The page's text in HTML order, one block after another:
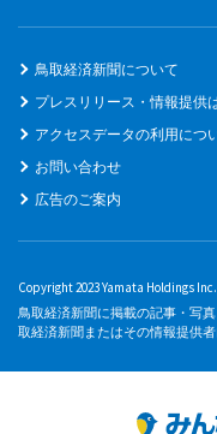
鳥取経済新聞について
プレスリリース・情報提供
アクセスデータの利用につ
お問い合わせ
広告のご案内
Copyright 2023 Yamata Holdings
鳥取経済新聞に掲載の記事・写
取経済新聞またはその情報提供者